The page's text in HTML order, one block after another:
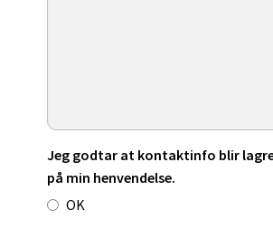
Jeg godtar at kontaktinfo blir
på min henvendelse.
OK